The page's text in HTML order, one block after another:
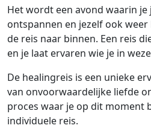
Het wordt een avond waarin
ontspannen en jezelf ook weer
de reis naar binnen. Een reis
en je laat ervaren wie je in
De healingreis is een unieke
van onvoorwaardelijke liefde
proces waar je op dit moment
individuele reis.